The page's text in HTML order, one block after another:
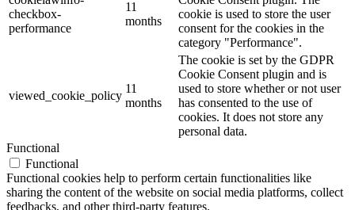
checkbox-
performance
11
months
cookie is used to store the user
consent for the cookies in the
category "Performance".
viewed_cookie_policy
11
months
The cookie is set by the GDPR
Cookie Consent plugin and is
used to store whether or not user
has consented to the use of
cookies. It does not store any
personal data.
Functional
Functional
Functional cookies help to perform certain functionalities like
sharing the content of the website on social media platforms, collect
feedbacks, and other third-party features.